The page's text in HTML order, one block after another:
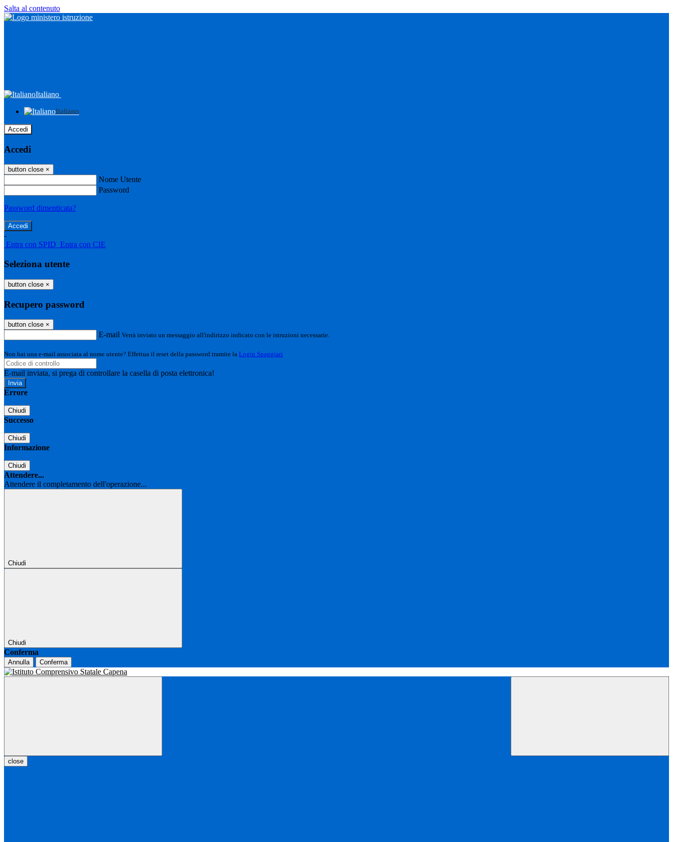
Salta al contenuto
Italiano
Italiano
Accedi
Accedi
button close ×
Nome Utente
Password
Password dimenticata?
-
Entra con SPID Entra con CIE
Seleziona utente
button close ×
Recupero password
button close ×
E-mail Verrà inviato un messaggio all'indirizzo indicato con le istruzioni necessarie.
Non hai una e-mail associata al nome utente? Effettua il reset della password tramite la Login Spaggiari
E-mail inviata, si prega di controllare la casella di posta elettronica!
Errore
Chiudi
Successo
Chiudi
Informazione
Chiudi
Attendere...
Attendere il completamento dell'operazione...
Chiudi
Chiudi
Conferma
Annulla Conferma
close